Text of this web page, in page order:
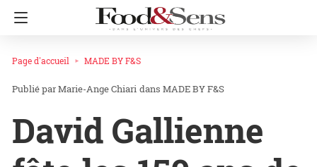
Page d'accueil MADE BY F&S
Marie-Ange Chiari dans MADE BY F&S
David Gallienne